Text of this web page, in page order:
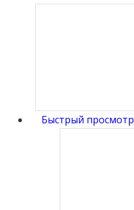
Быстрый просмотр